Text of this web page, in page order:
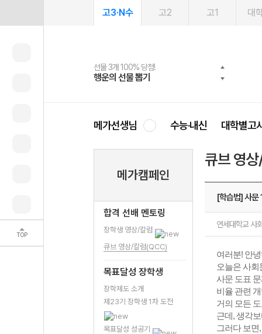
TOP
고3·N수 고2 고1 대
선물 3개 100% 당첨!
행운의 선물 뽑기
선물 100% 증정!
메가스터디 X 올리브
여름방학 스터디 캐시백
메가런 썸머스쿨
2027 러셀 단과
강사 공개선발
스마트러닝앱
설문 EVENT
메가패스
3일 무료 체험권
메가패스 수강생 무료혜택!
메가클럽 멤버십
사회공헌 캠페인
희망이룸 메가나눔
메가선생님 수능·내신 대학별고
메가캠페인
합격 선배 멘토링
장학생 영상/칼럼
큐브 영상/칼럼(QCC)
목표달성 장학생
장학제도 소개
제23기 장학생 1차 도전
목표달성 성공기
큐브 영
[학습법] 사문
연세대학교 사
여러분! 안
오늘은 사
사문 도표
비율 관련
거의 모든
근데, 생각
그러다 보